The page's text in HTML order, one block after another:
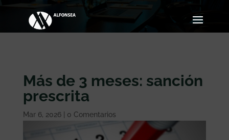
Más de 3 meses: sanción
prescrita
Mar 6, 2026| 0 Comentarios